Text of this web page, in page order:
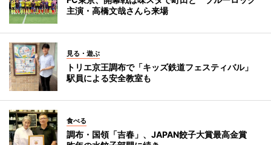
主演・高橋文哉さんら来場
見る・遊ぶ
トリエ京王調布で「キッズ鉄道フェスティバル」
駅員による安全教室も
食べる
調布・国領「吉春」、JAPAN餃子大賞最高金賞